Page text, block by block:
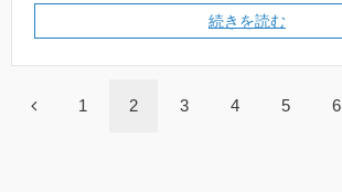
続きを読む
1 2 3 4 5 6